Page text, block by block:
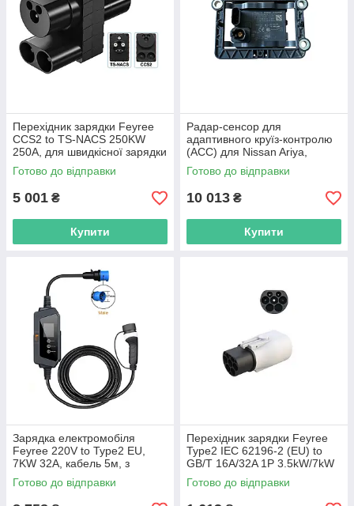
Перехідник зарядки Feyree
CCS2 to TS-NACS 250KW
250A, для швидкісної зарядки
електромобіля
Готово до відправки
5 001 ₴
Купити
Радар-сенсор для
адаптивного круїз-контролю
(ACC) для Nissan Ariya,
модуль датчик, 98890-
5MT2A, Original Used
Готово до відправки
10 013 ₴
Купити
Зарядка електромобіля
Feyree 220V to Type2 EU,
7KW 32A, кабель 5м, з
сумкою
Готово до відправки
Перехідник зарядки Feyree
Type2 IEC 62196-2 (EU) to
GB/T 16A/32A 1P 3.5kW/7kW
Готово до відправки